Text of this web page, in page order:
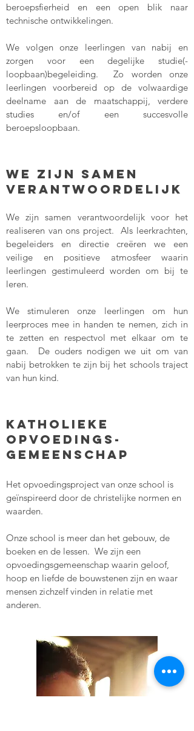
beroepsfierheid en een open blik naar
technische ontwikkelingen.
We volgen onze leerlingen van nabij en
zorgen voor een degelijke studie(-
loopbaan)begeleiding. Zo worden onze
leerlingen voorbereid op de volwaardige
deelname aan de maatschappij, verdere
studies en/of een succesvolle
beroepsloopbaan.
we zijn samen
verantwoordelijk
We zijn samen verantwoordelijk voor het
realiseren van ons project. Als leerkrachten,
begeleiders en directie creëren we een
veilige en positieve atmosfeer waarin
leerlingen gestimuleerd worden om bij te
leren.
We stimuleren onze leerlingen om hun
leerproces mee in handen te nemen, zich in
te zetten en respectvol met elkaar om te
gaan. De ouders nodigen we uit om van
nabij betrokken te zijn bij het schools traject
van hun kind.
katholieke
opvoedings-
gemeenschap
Het opvoedingsproject van onze school is
geïnspireerd door de christelijke normen en
waarden.
Onze school is meer dan het gebouw, de
boeken en de lessen. We zijn een
opvoedingsgemeenschap waarin geloof,
hoop en liefde de bouwstenen zijn en waar
mensen zichzelf vinden in relatie met
anderen.